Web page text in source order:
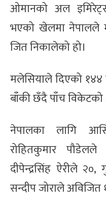
ओमानको अल
भएको खेलमा नेपालले
जित निकालेको हो।
मलेसियाले दिएको
बाँकी छँदै पाँच विकेटको
नेपालका लागि
रोहितकुमार
दीपेन्द्रसिंह ऐरीले
सन्दीप जोराले अविजित